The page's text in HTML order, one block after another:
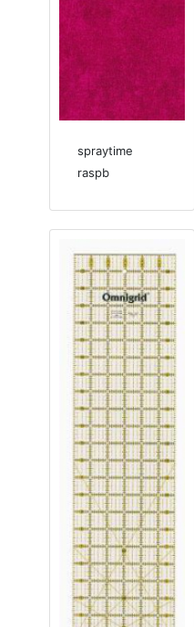
spraytime
raspb